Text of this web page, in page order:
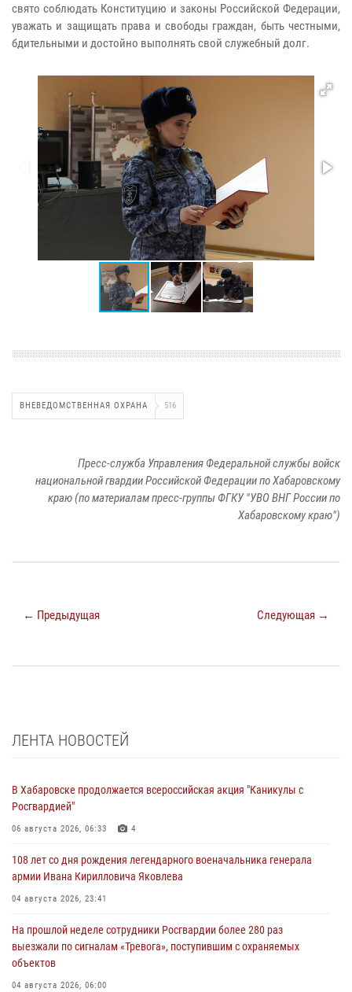
свято соблюдать Конституцию и законы Российской Федерации,
уважать и защищать права и свободы граждан, быть честными,
бдительными и достойно выполнять свой служебный долг.
ВНЕВЕДОМСТВЕННАЯ ОХРАНА 516
Пресс-служба Управления Федеральной службы войск
национальной гвардии Российской Федерации по Хабаровскому
краю (по материалам пресс-группы ФГКУ "УВО ВНГ России по
Хабаровскому краю")
← Предыдущая Следующая →
ЛЕНТА НОВОСТЕЙ
В Хабаровске продолжается всероссийская акция "Каникулы с
Росгвардией"
06 августа 2026, 06:33 4
108 лет со дня рождения легендарного военачальника генерала
армии Ивана Кирилловича Яковлева
04 августа 2026, 23:41
На прошлой неделе сотрудники Росгвардии более 280 раз
выезжали по сигналам «Тревога», поступившим с охраняемых
объектов
04 августа 2026, 06:00